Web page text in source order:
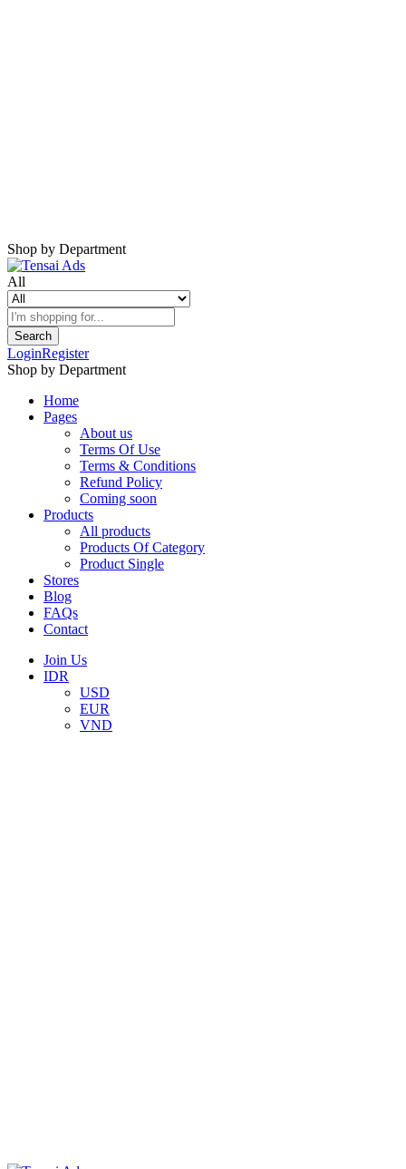
Shop by Department
All
Search
LoginRegister
Shop by Department
Home
Pages
About us
Terms Of Use
Terms & Conditions
Refund Policy
Coming soon
Products
All products
Products Of Category
Product Single
Stores
Blog
FAQs
Contact
Join Us
IDR
USD
EUR
VND